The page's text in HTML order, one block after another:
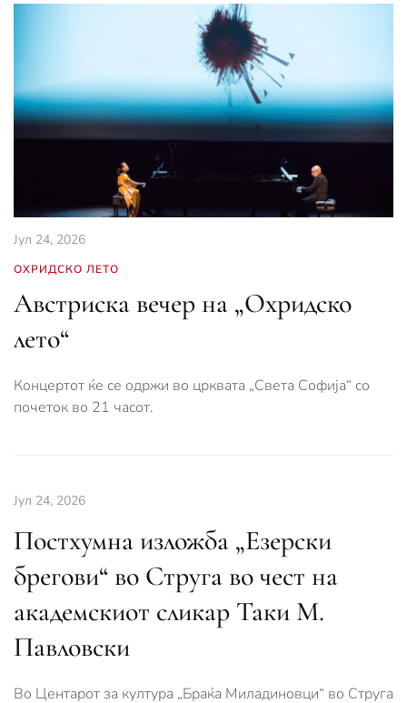
Јул 24, 2026
ОХРИДСКО ЛЕТО
Австриска вечер на „Охридско
лето“
Концертот ќе се одржи во црквата „Света Софија“ со
почеток во 21 часот.
Јул 24, 2026
Постхумна изложба „Езерски
брегови“ во Струга во чест на
академскиот сликар Таки М.
Павловски
Во Центарот за култура „Браќа Миладиновци“ во Струга